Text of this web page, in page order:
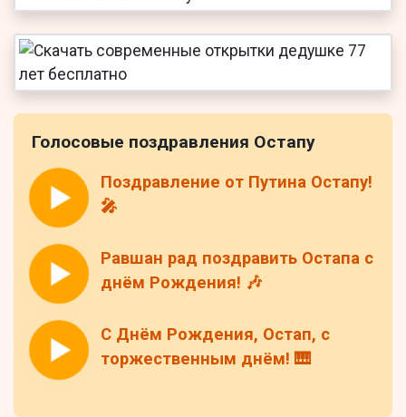
Голосовые поздравления Остапу
Поздравление от Путина Остапу!
🎤
Равшан рад поздравить Остапа с
днём Рождения! 🎶
С Днём Рождения, Остап, с
торжественным днём! 🎹